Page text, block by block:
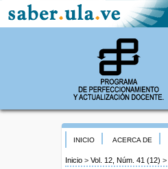
INICIO ACERCA DE
Inicio > Vol. 12, Núm. 41 (12) >